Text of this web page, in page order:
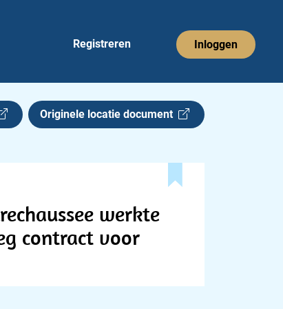
Registreren Inloggen
Originele locatie document
werkte
contract voor